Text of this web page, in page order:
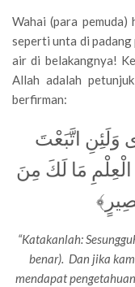
Wahai (para pemuda)
seperti unta di padang
air di belakangnya!
Allah adalah
berfirman:
وَلَئِنِ اتَّبَعْتَ
مَا لَكَ مِنَ
“Katakanlah:
benar). Dan jika
mendapat